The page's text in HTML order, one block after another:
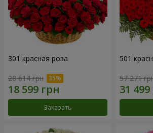
301 красная роза
28 614 грн
Заказать
501
57 271